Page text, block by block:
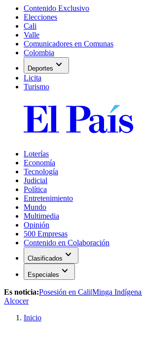
Contenido Exclusivo
Elecciones
Cali
Valle
Comunicadores en Comunas
Colombia
Deportes expand_more
Licita
Turismo
Loterías
Economía
Tecnología
Judicial
Política
Entretenimiento
Mundo
Multimedia
Opinión
500 Empresas
Contenido en Colaboración
Clasificados expand_more
Especiales expand_more
Es noticia:Posesión en Cali|Minga
Alcocer
Inicio